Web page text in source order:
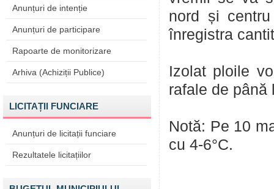
Anunțuri de intenție
Anunțuri de participare
Rapoarte de monitorizare
Arhiva (Achiziții Publice)
LICITAȚII FUNCIARE
Anunțuri de licitații funciare
Rezultatele licitațiilor
nord și
înregistra
Izolat ploile
rafale de până
Notă: Pe 10
cu 4-6°С.